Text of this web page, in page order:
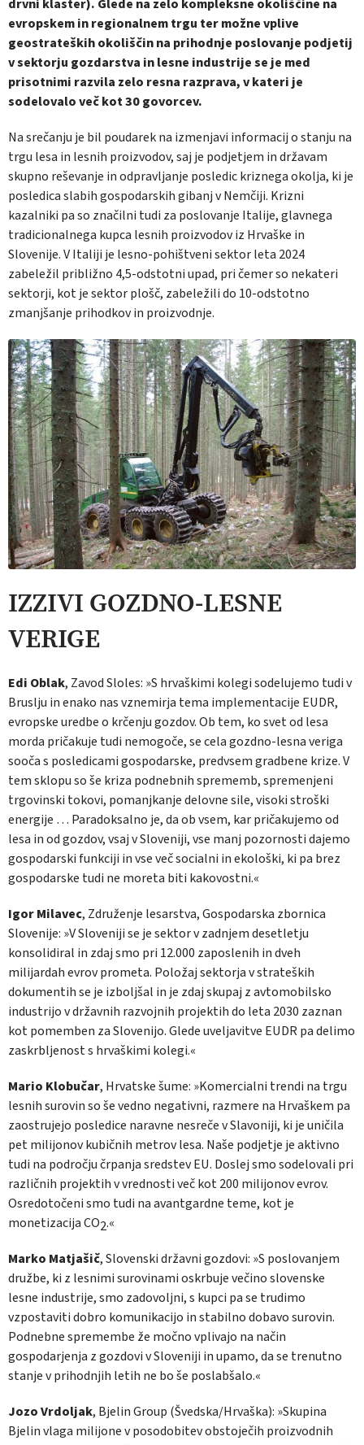
drvni klaster). Glede na zelo kompleksne okoliščine na
evropskem in regionalnem trgu ter možne vplive
geostrateških okoliščin na prihodnje poslovanje podjetij
v sektorju gozdarstva in lesne industrije se je med
prisotnimi razvila zelo resna razprava, v kateri je
sodelovalo več kot 30 govorcev.
Na srečanju je bil poudarek na izmenjavi informacij o stanju na
trgu lesa in lesnih proizvodov, saj je podjetjem in državam
skupno reševanje in odpravljanje posledic kriznega okolja, ki je
posledica slabih gospodarskih gibanj v Nemčiji. Krizni
kazalniki pa so značilni tudi za poslovanje Italije, glavnega
tradicionalnega kupca lesnih proizvodov iz Hrvaške in
Slovenije. V Italiji je lesno-pohištveni sektor leta 2024
zabeležil približno 4,5-odstotni upad, pri čemer so nekateri
sektorji, kot je sektor plošč, zabeležili do 10-odstotno
zmanjšanje prihodkov in proizvodnje.
IZZIVI GOZDNO-LESNE
VERIGE
Edi Oblak, Zavod Sloles: »S hrvaškimi kolegi sodelujemo tudi v
Bruslju in enako nas vznemirja tema implementacije EUDR,
evropske uredbe o krčenju gozdov. Ob tem, ko svet od lesa
morda pričakuje tudi nemogoče, se cela gozdno-lesna veriga
sooča s posledicami gospodarske, predvsem gradbene krize. V
tem sklopu so še kriza podnebnih sprememb, spremenjeni
trgovinski tokovi, pomanjkanje delovne sile, visoki stroški
energije … Paradoksalno je, da ob vsem, kar pričakujemo od
lesa in od gozdov, vsaj v Sloveniji, vse manj pozornosti dajemo
gospodarski funkciji in vse več socialni in ekološki, ki pa brez
gospodarske tudi ne moreta biti kakovostni.«
Igor Milavec, Združenje lesarstva, Gospodarska zbornica
Slovenije: »V Sloveniji se je sektor v zadnjem desetletju
konsolidiral in zdaj smo pri 12.000 zaposlenih in dveh
milijardah evrov prometa. Položaj sektorja v strateških
dokumentih se je izboljšal in je zdaj skupaj z avtomobilsko
industrijo v državnih razvojnih projektih do leta 2030 zaznan
kot pomemben za Slovenijo. Glede uveljavitve EUDR pa delimo
zaskrbljenost s hrvaškimi kolegi.«
Mario Klobučar, Hrvatske šume: »Komercialni trendi na trgu
lesnih surovin so še vedno negativni, razmere na Hrvaškem pa
zaostrujejo posledice naravne nesreče v Slavoniji, ki je uničila
pet milijonov kubičnih metrov lesa. Naše podjetje je aktivno
tudi na področju črpanja sredstev EU. Doslej smo sodelovali pri
različnih projektih v vrednosti več kot 200 milijonov evrov.
Osredotočeni smo tudi na avantgardne teme, kot je
monetizacija CO2.«
Marko Matjašič, Slovenski državni gozdovi: »S poslovanjem
družbe, ki z lesnimi surovinami oskrbuje večino slovenske
lesne industrije, smo zadovoljni, s kupci pa se trudimo
vzpostaviti dobro komunikacijo in stabilno dobavo surovin.
Podnebne spremembe že močno vplivajo na način
gospodarjenja z gozdovi v Sloveniji in upamo, da se trenutno
stanje v prihodnjih letih ne bo še poslabšalo.«
Jozo Vrdoljak, Bjelin Group (Švedska/Hrvaška): »Skupina
Bjelin vlaga milijone v posodobitev obstoječih proizvodnih